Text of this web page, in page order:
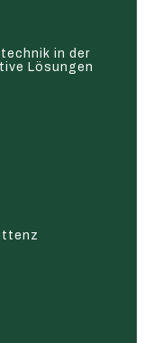
in der
Lösungen